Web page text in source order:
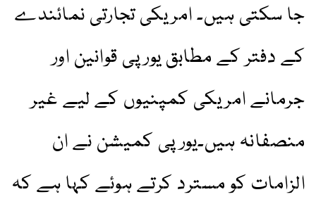
جا سکتی ہیں۔ امریکی تجارتی نمائندے
کے دفتر کے مطابق یورپی قوانین اور
جرمانے امریکی کمپنیوں کے لیے غیر
منصفانہ ہیں۔یورپی کمیشن نے ان
الزامات کو مسترد کرتے ہوئے کہا ہے کہ